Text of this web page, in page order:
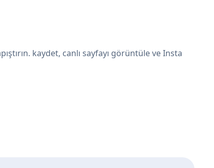
kaydet, canlı sayfayı görüntüle ve Insta